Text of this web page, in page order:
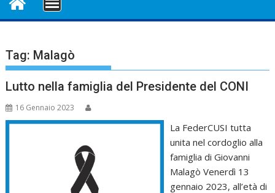
Tag: Malagò
Lutto nella famiglia del Presidente del CONI
16 Gennaio 2023
La FederCUSI tutta
unita nel cordoglio alla
famiglia di Giovanni
Malagò Venerdì 13
gennaio 2023, all’età di